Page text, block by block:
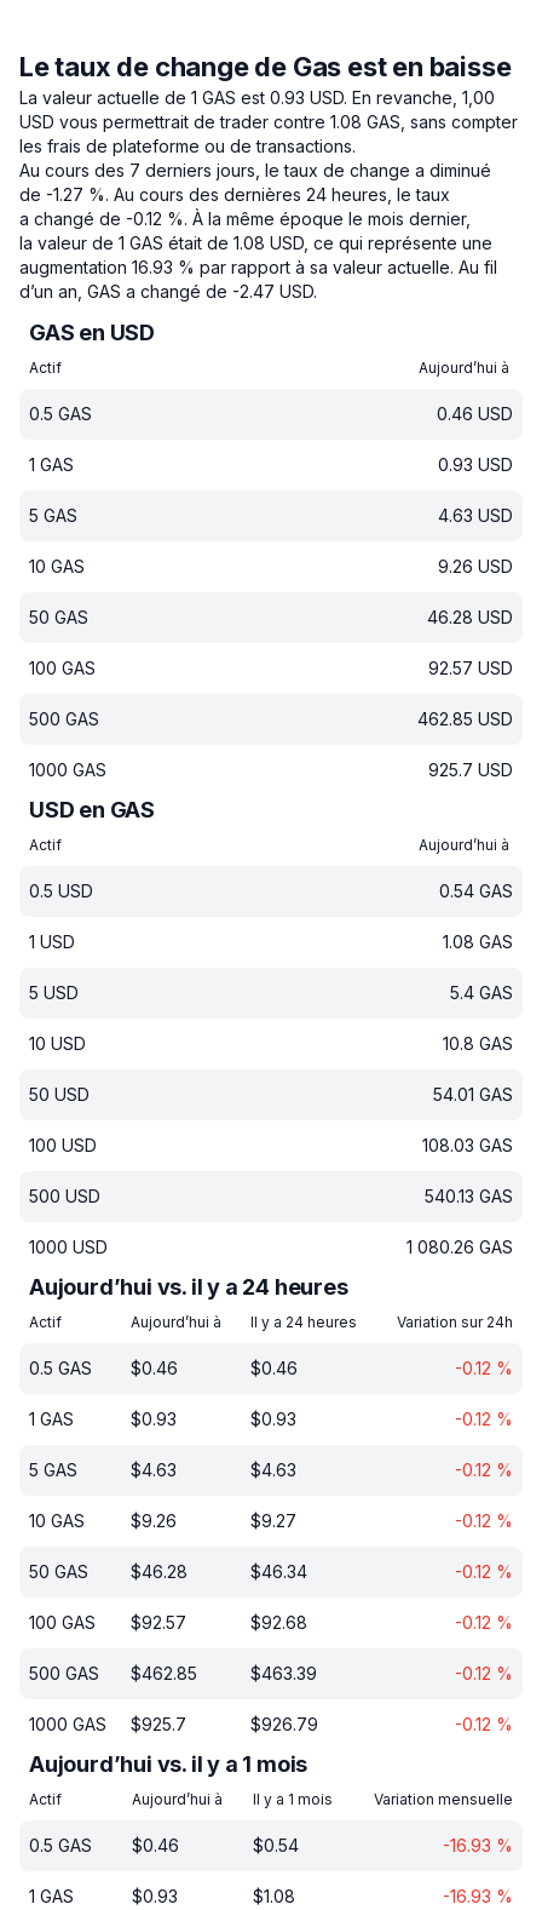
Le taux de change de Gas est en baisse
La valeur actuelle de 1 GAS est 0.93 USD. En revanche, 1,00
USD vous permettrait de trader contre 1.08 GAS, sans compter
les frais de plateforme ou de transactions.
Au cours des 7 derniers jours, le taux de change a diminué
de -1.27 %. Au cours des dernières 24 heures, le taux
a changé de -0.12 %. À la même époque le mois dernier,
la valeur de 1 GAS était de 1.08 USD, ce qui représente une
augmentation 16.93 % par rapport à sa valeur actuelle. Au fil
d’un an, GAS a changé de -2.47 USD.
GAS en USD
Actif Aujourd’hui à
0.5 GAS 0.46 USD
1 GAS 0.93 USD
5 GAS 4.63 USD
10 GAS 9.26 USD
50 GAS 46.28 USD
100 GAS 92.57 USD
500 GAS 462.85 USD
1000 GAS 925.7 USD
USD en GAS
Actif Aujourd’hui à
0.5 USD 0.54 GAS
1 USD 1.08 GAS
5 USD 5.4 GAS
10 USD 10.8 GAS
50 USD 54.01 GAS
100 USD 108.03 GAS
500 USD 540.13 GAS
1000 USD 1 080.26 GAS
Aujourd’hui vs. il y a 24 heures
Actif Aujourd’hui à Il y a 24 heures Variation sur 24h
0.5 GAS $0.46 $0.46 -0.12 %
1 GAS $0.93 $0.93 -0.12 %
5 GAS $4.63 $4.63 -0.12 %
10 GAS $9.26 $9.27 -0.12 %
50 GAS $46.28 $46.34 -0.12 %
100 GAS $92.57 $92.68 -0.12 %
500 GAS $462.85 $463.39 -0.12 %
1000 GAS $925.7 $926.79 -0.12 %
Aujourd’hui vs. il y a 1 mois
Actif Aujourd’hui à Il y a 1 mois Variation mensuelle
0.5 GAS $0.46 $0.54 -16.93 %
1 GAS $0.93 $1.08 -16.93 %